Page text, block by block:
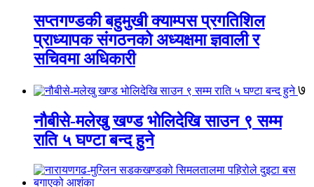
सप्तगण्डकी बहुमुखी क्याम्पस प्रगतिशिल
प्राध्यापक संगठनको अध्यक्षमा ज्ञवाली र
सचिवमा अधिकारी
७
नौबीसे-मलेखु खण्ड भोलिदेखि साउन ९ सम्म
राति ५ घण्टा बन्द हुने